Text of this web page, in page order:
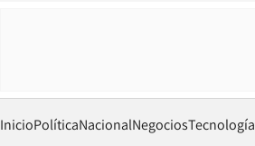
InicioPolíticaNacionalNegociosTecnología